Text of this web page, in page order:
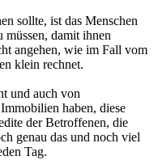
sollte, ist das Menschen
müssen, damit ihnen
angehen, wie im Fall vom
klein rechnet.
und auch von
haben, diese
der Betroffenen, die
genau das und noch viel
Tag.